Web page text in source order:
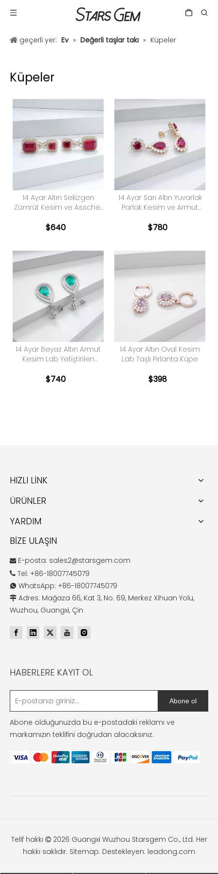
geçerli yer: Ev » Değerli taşlar takı » Küpeler
Küpeler
14 Ayar Altın Sekizgen
Zümrüt Kesim ve Asscher
Değerli Taş Pırlanta Küpe
$640
14 Ayar Sarı Altın Yuvarlak
Parlak Kesim ve Armut
Yakut Pırlanta Küpe
$780
14 Ayar Beyaz Altın Armut
Kesim Lab Yetiştirilen
$740
14 Ayar Altın Oval Kesim
Lab Taşlı Pırlanta Küpe
$398
HIZLI LİNK
ÜRÜNLER
YARDIM
BİZE ULAŞIN
 E-posta: sales2@starsgem.com
 Tel: +86-18007745079
 WhatsApp: +86-18007745079
 Adres: Mağaza 66, Kat 3, No. 69, Merkez Xihuan Yolu,
Wuzhou, Guangxi, Çin
HABERLERE KAYIT OL
Abone ol
Abone olduğunuzda bu e-postadaki reklamı ve
markamızın teklifini doğrudan alacaksınız.
Telif hakkı  2026 Guangxi Wuzhou Starsgem Co., Ltd. Her
hakkı saklıdır. Sitemap. Destekleyen: leadong.com